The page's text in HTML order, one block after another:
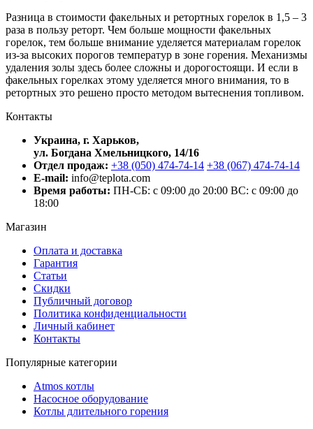
Разница в стоимости факельных и ретортных горелок в 1,5 – 3
раза в пользу реторт. Чем больше мощности факельных
горелок, тем больше внимание уделяется материалам горелок
из-за высоких порогов температур в зоне горения. Механизмы
удаления золы здесь более сложны и дорогостоящи. И если в
факельных горелках этому уделяется много внимания, то в
ретортных это решено просто методом вытеснения топливом.
Контакты
Украина, г. Харьков,
ул. Богдана Хмельницкого, 14/16
Отдел продаж: +38 (050) 474-74-14 +38 (067) 474-74-14
E-mail: info@teplota.com
Время работы: ПН-СБ: с 09:00 до 20:00 ВС: с 09:00 до
18:00
Магазин
Оплата и доставка
Гарантия
Статьи
Скидки
Публичный договор
Политика конфиденциальности
Личный кабинет
Контакты
Популярные категории
Atmos котлы
Насосное оборудование
Котлы длительного горения